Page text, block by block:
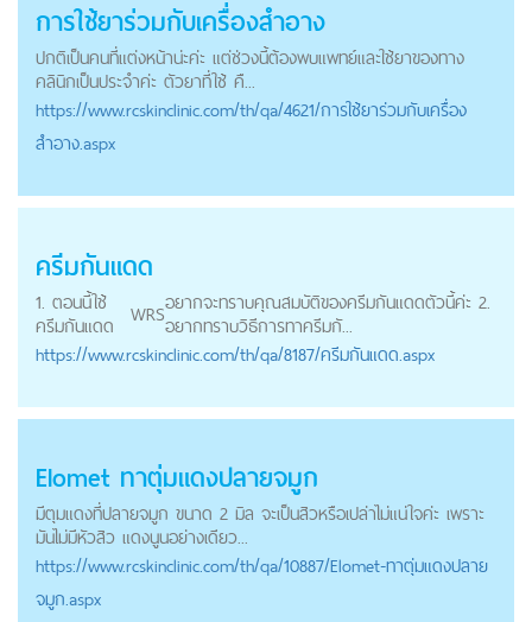
การใช้ยาร่วมกับเครื่องสำอาง
ปกติเป็นคนที่แต่งหน้าน่ะค่ะ แต่ช่วงนี้ต้องพบแพทย์และใช้ยาของทาง
คลินิกเป็นประจำค่ะ ตัวยาที่ใช้ คื...
https://www.rcskinclinic.com/th/qa/4621/การใช้ยาร่วมกับเครื่อง
สำอาง.aspx
ครีมกันแดด
1. ตอนนี้ใช้
ครีมกันแดด
WRSอยากจะทราบคุณสมบัติของครีมกันแดดตัวนี้ค่ะ 2.
อยากทราบวิธีการทาครีมกั...
https://www.rcskinclinic.com/th/qa/8187/ครีมกันแดด.aspx
Elomet ทาตุ่มแดงปลายจมูก
มีตุมแดงที่ปลายจมูก ขนาด 2 มิล จะเป็นสิวหรือเปล่าไม่แน่ใจค่ะ เพราะ
มันไม่มีหัวสิว แดงนูนอย่างเดียว...
https://www.rcskinclinic.com/th/qa/10887/Elomet-ทาตุ่มแดงปลาย
จมูก.aspx